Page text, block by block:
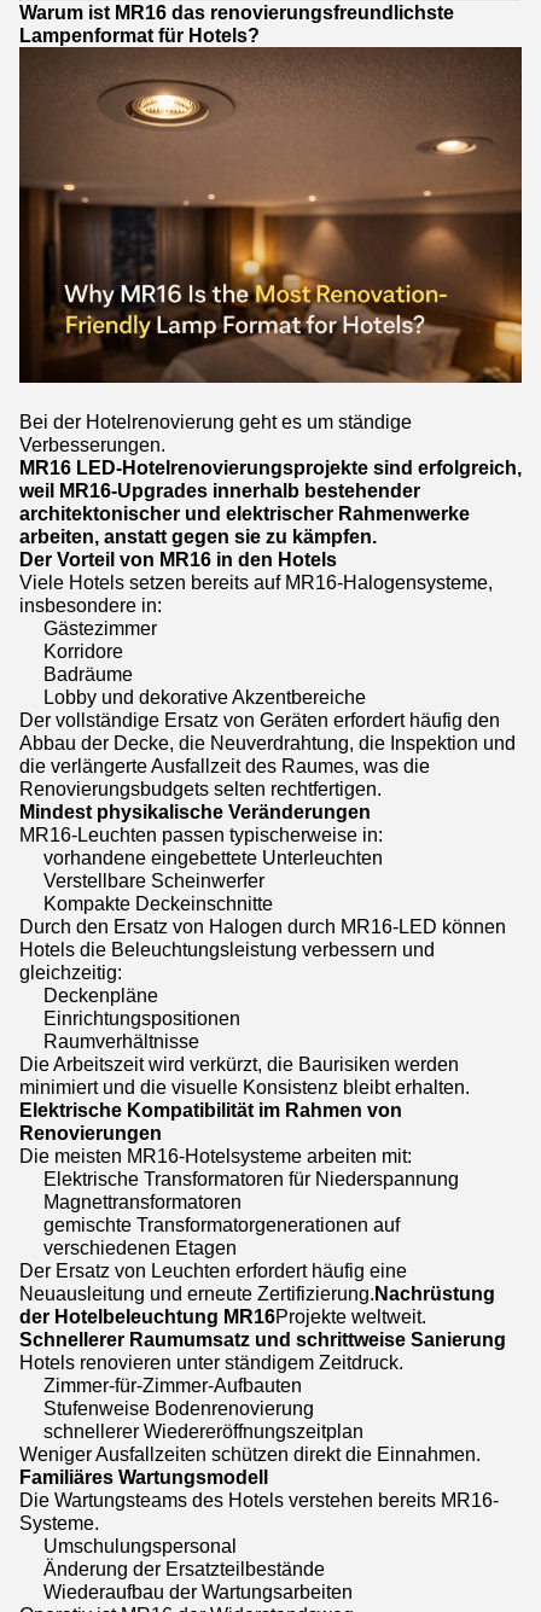
Warum ist MR16 das renovierungsfreundlichste
Lampenformat für Hotels?
Bei der Hotelrenovierung geht es um ständige
Verbesserungen.
MR16 LED-Hotelrenovierungsprojekte sind erfolgreich,
weil MR16-Upgrades innerhalb bestehender
architektonischer und elektrischer Rahmenwerke
arbeiten, anstatt gegen sie zu kämpfen.
Der Vorteil von MR16 in den Hotels
Viele Hotels setzen bereits auf MR16-Halogensysteme,
insbesondere in:
Gästezimmer
Korridore
Badräume
Lobby und dekorative Akzentbereiche
Der vollständige Ersatz von Geräten erfordert häufig den
Abbau der Decke, die Neuverdrahtung, die Inspektion und
die verlängerte Ausfallzeit des Raumes, was die
Renovierungsbudgets selten rechtfertigen.
Mindest physikalische Veränderungen
MR16-Leuchten passen typischerweise in:
vorhandene eingebettete Unterleuchten
Verstellbare Scheinwerfer
Kompakte Deckeinschnitte
Durch den Ersatz von Halogen durch MR16-LED können
Hotels die Beleuchtungsleistung verbessern und
gleichzeitig:
Deckenpläne
Einrichtungspositionen
Raumverhältnisse
Die Arbeitszeit wird verkürzt, die Baurisiken werden
minimiert und die visuelle Konsistenz bleibt erhalten.
Elektrische Kompatibilität im Rahmen von
Renovierungen
Die meisten MR16-Hotelsysteme arbeiten mit:
Elektrische Transformatoren für Niederspannung
Magnettransformatoren
gemischte Transformatorgenerationen auf
verschiedenen Etagen
Der Ersatz von Leuchten erfordert häufig eine
Neuausleitung und erneute Zertifizierung. Nachrüstung
der Hotelbeleuchtung MR16Projekte weltweit.
Schnellerer Raumumsatz und schrittweise Sanierung
Hotels renovieren unter ständigem Zeitdruck.
Zimmer-für-Zimmer-Aufbauten
Stufenweise Bodenrenovierung
schnellerer Wiedereröffnungszeitplan
Weniger Ausfallzeiten schützen direkt die Einnahmen.
Familiäres Wartungsmodell
Die Wartungsteams des Hotels verstehen bereits MR16-
Systeme.
Umschulungspersonal
Änderung der Ersatzteilbestände
Wiederaufbau der Wartungsarbeiten